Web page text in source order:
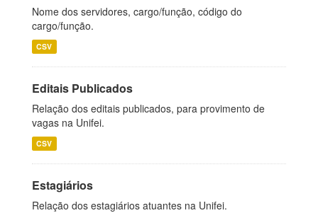
Nome dos servidores, cargo/função, código do
cargo/função.
CSV
Editais Publicados
Relação dos editais publicados, para provimento de
vagas na Unifei.
CSV
Estagiários
Relação dos estagiários atuantes na Unifei.